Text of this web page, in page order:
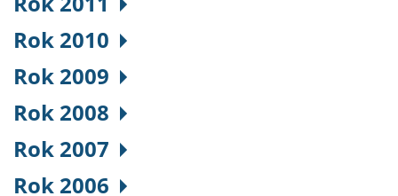
Rok 2010
Rok 2009
Rok 2008
Rok 2007
Rok 2006